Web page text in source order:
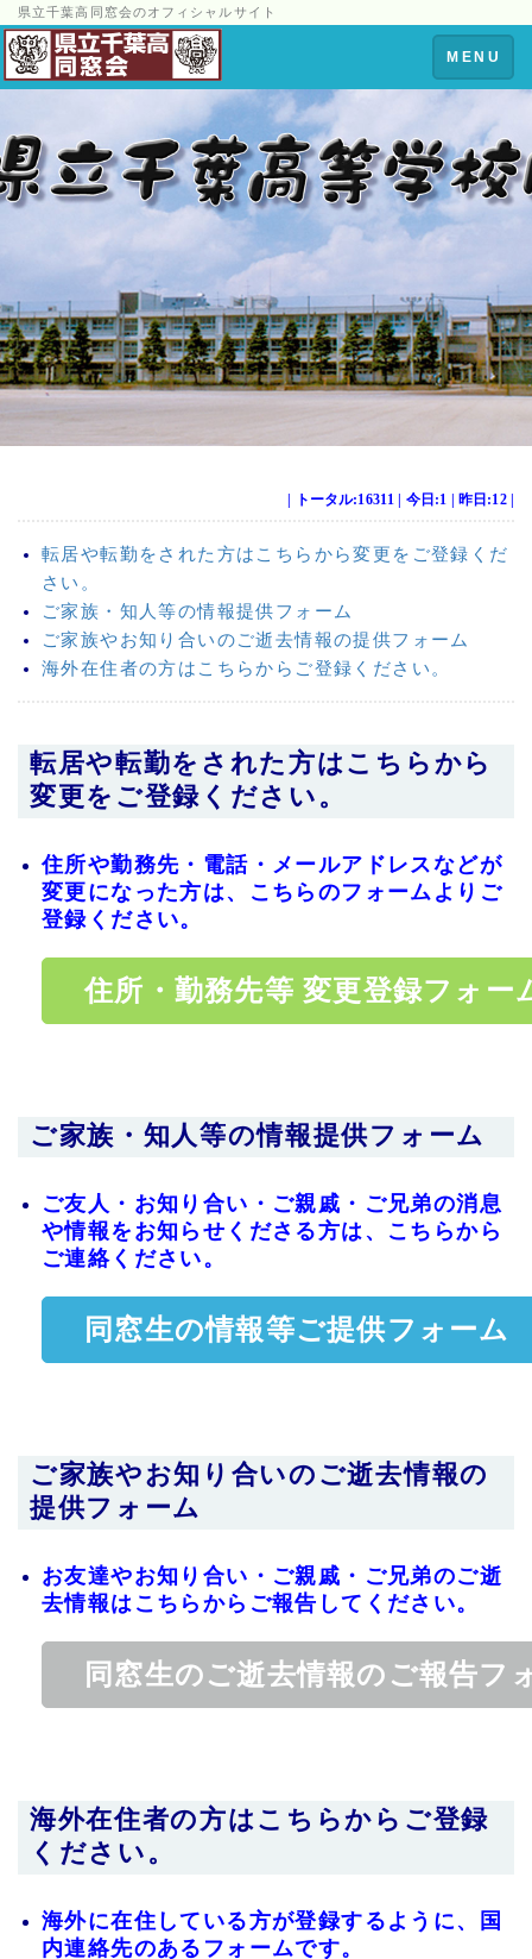
県立千葉高同窓会のオフィシャルサイト
Toggle
navigation
MENU
| トータル:16311 | 今日:1 | 昨日:12 |
転居や転勤をされた方はこちらから変更をご登録くだ
さい。
ご家族・知人等の情報提供フォーム
ご家族やお知り合いのご逝去情報の提供フォーム
海外在住者の方はこちらからご登録ください。
転居や転勤をされた方はこちらから
変更をご登録ください。
住所や勤務先・電話・メールアドレスなどが
変更になった方は、こちらのフォームよりご
登録ください。
住所・勤務先等 変更登録フォー
ご家族・知人等の情報提供フォーム
ご友人・お知り合い・ご親戚・ご兄弟の消息
や情報をお知らせくださる方は、こちらから
ご連絡ください。
同窓生の情報等ご提供フォーム
ご家族やお知り合いのご逝去情報の
提供フォーム
お友達やお知り合い・ご親戚・ご兄弟のご逝
去情報はこちらからご報告してください。
同窓生のご逝去情報のご報告フ
海外在住者の方はこちらからご登録
ください。
海外に在住している方が登録するように、国
内連絡先のあるフォームです。